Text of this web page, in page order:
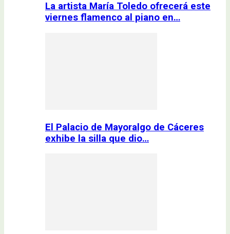
La artista María Toledo ofrecerá este
viernes flamenco al piano en…
El Palacio de Mayoralgo de Cáceres
exhibe la silla que dio…